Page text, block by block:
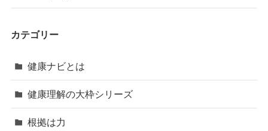
カテゴリー
健康ナビとは
健康理解の大枠シリーズ
根拠は力